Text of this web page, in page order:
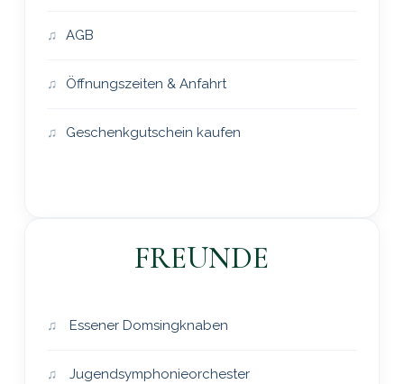
AGB
Öffnungszeiten & Anfahrt
Geschenkgutschein kaufen
FREUNDE
Essener Domsingknaben
Jugendsymphonieorchester